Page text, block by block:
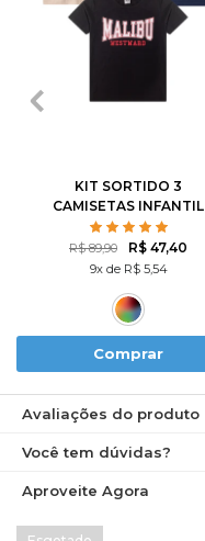
2 3 4
KIT SORTIDO 3
CAMISETAS INFANTIL
MASCULINO AVULSO
R$ 89,90 R$ 47,40
9x de R$ 5,54
Comprar
Avaliações do produto
Você tem dúvidas?
Aproveite Agora